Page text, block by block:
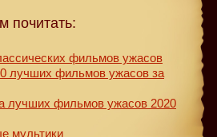
почитать:
фильмов ужасов
лучших фильмов ужасов за
лучших фильмов ужасов 2020
мультики